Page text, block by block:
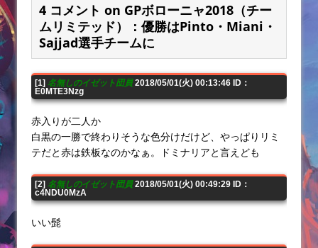
4 コメント on GPボローニャ2018（チー
ムリミテッド）：優勝はPinto・Miani・
Sajjad選手チームに
[1] 名無しのイゼット団員2018/05/01(火) 00:13:46 ID：
E0MTE3Nzg
赤入りが二人か
白黒の一勝で終わりそうな色分けだけど、やっぱりリミ
テだと赤は鉄板なのかなぁ。ドミナリアと言えども
[2] 名無しのイゼット団員2018/05/01(火) 00:49:29 ID：
c4NDU0MzA
いい髭